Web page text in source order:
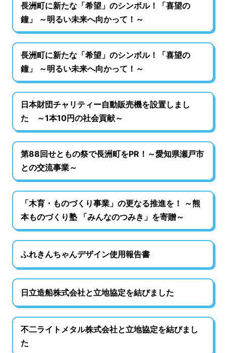
長洲町に新たな「希望」のシンボル！「喜望の
鐘」 ～明るい未来へ向かって！～
長洲町に新たな「希望」のシンボル！「喜望の
鐘」 ～明るい未来へ向かって！～
日本財団チャリティー自動販売機を設置しまし
た ～1本10円の社会貢献～
第88回せともの祭で長洲町をPR！～愛知県瀬戸市
との交流事業～
「木育・ものづくり事業」の更なる推進を！ ～熊
本ものづくり塾 「みんなのつみき」を寄贈～
ふれきんちゃんデザイン使用報告書
日立造船株式会社と立地協定を結びました
不二ライトメタル株式会社と立地協定を結びまし
た